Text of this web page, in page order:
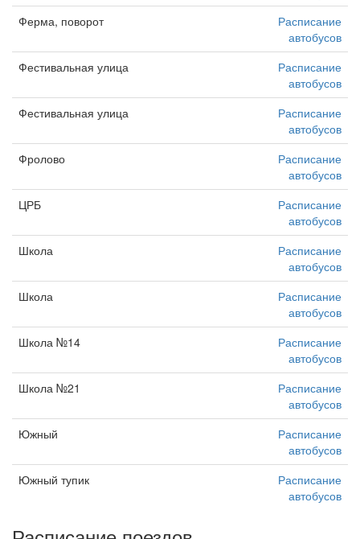
Ферма, поворот
Расписание
автобусов
Фестивальная улица
Расписание
автобусов
Фестивальная улица
Расписание
автобусов
Фролово
Расписание
автобусов
ЦРБ
Расписание
автобусов
Школа
Расписание
автобусов
Школа
Расписание
автобусов
Школа №14
Расписание
автобусов
Школа №21
Расписание
автобусов
Южный
Расписание
автобусов
Южный тупик
Расписание
автобусов